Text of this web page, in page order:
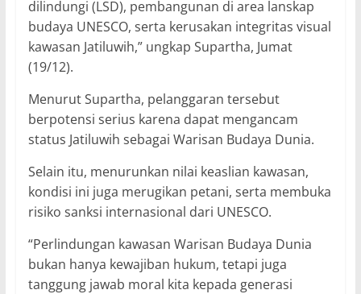
dilindungi (LSD), pembangunan di area lanskap
budaya UNESCO, serta kerusakan integritas visual
kawasan Jatiluwih,” ungkap Supartha, Jumat
(19/12).
Menurut Supartha, pelanggaran tersebut
berpotensi serius karena dapat mengancam
status Jatiluwih sebagai Warisan Budaya Dunia.
Selain itu, menurunkan nilai keaslian kawasan,
kondisi ini juga merugikan petani, serta membuka
risiko sanksi internasional dari UNESCO.
“Perlindungan kawasan Warisan Budaya Dunia
bukan hanya kewajiban hukum, tetapi juga
tanggung jawab moral kita kepada generasi